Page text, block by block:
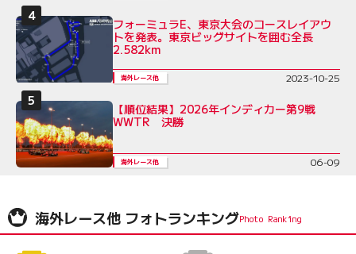
フォーミュラE、東京大会のコースレイアウ
トを発表。東京ビッグサイトを囲む全長
2.582km
海外レース他 2023-10-25
【順位結果】2026年インディカー第9戦
WWTR 決勝
海外レース他 06-09
海外レース他 フォトランキング